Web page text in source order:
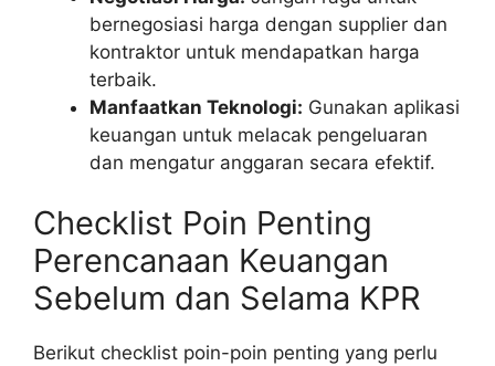
bernegosiasi harga dengan supplier dan
kontraktor untuk mendapatkan harga
terbaik.
Manfaatkan Teknologi: Gunakan aplikasi
keuangan untuk melacak pengeluaran
dan mengatur anggaran secara efektif.
Checklist Poin Penting
Perencanaan Keuangan
Sebelum dan Selama KPR
Berikut checklist poin-poin penting yang perlu